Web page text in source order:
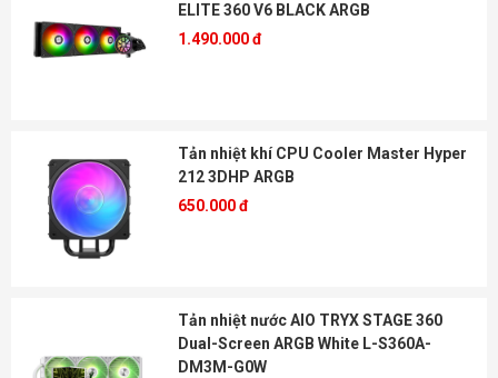
ELITE 360 V6 BLACK ARGB
1.490.000 đ
Tản nhiệt khí CPU Cooler Master Hyper
212 3DHP ARGB
650.000 đ
Tản nhiệt nước AIO TRYX STAGE 360
Dual-Screen ARGB White L-S360A-
DM3M-G0W